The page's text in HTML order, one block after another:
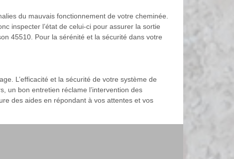
du mauvais fonctionnement de votre cheminée.
inspecter l’état de celui-ci pour assurer la sortie
45510. Pour la sérénité et la sécurité dans votre
L’efficacité et la sécurité de votre système de
un bon entretien réclame l’intervention des
des aides en répondant à vos attentes et vos